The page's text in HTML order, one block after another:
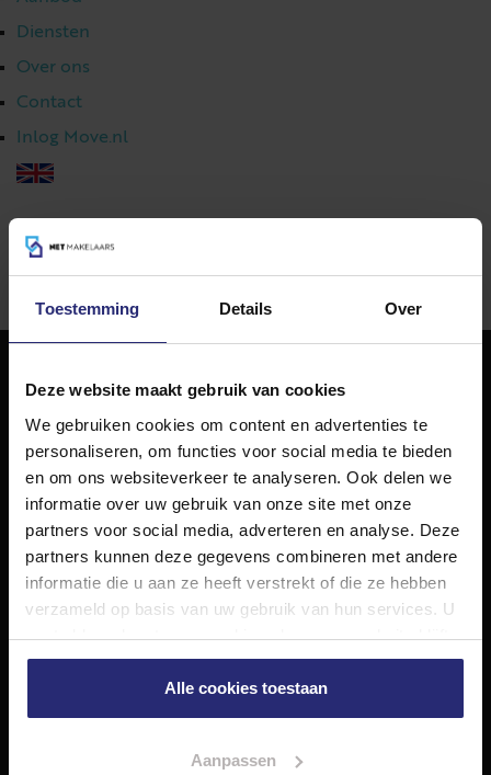
Toestemming Details Over
Deze website maakt gebruik van cookies
We gebruiken cookies om content en advertenties te
personaliseren, om functies voor social media te bieden
en om ons websiteverkeer te analyseren. Ook delen we
informatie over uw gebruik van onze site met onze
partners voor social media, adverteren en analyse. Deze
partners kunnen deze gegevens combineren met andere
informatie die u aan ze heeft verstrekt of die ze hebben
verzameld op basis van uw gebruik van hun services. U
gaat akkoord met onze cookies als u onze website blijft
gebruiken.
Alle cookies toestaan
Aanpassen
Diensten
Over ons
Contact
Inlog Move.nl
023 303 54 44
NET Makelaars
NET Makelaars is een modern makelaarskantoor met
decennialange ervaring in het vak en diepgaande kennis
van de huizenmarkt in Haarlem en omstreken.
Volg ons op
Diensten
Aankoop
Meer informatie over